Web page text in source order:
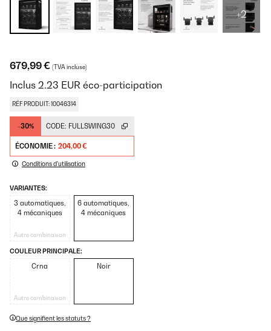
+2
679,99 € (TVA incluse)
Inclus 2.23 EUR éco-participation
RÉF PRODUIT: 10046314
-30% CODE: FULLSWING30
ÉCONOMIE : 204,00 €
Conditions d'utilisation
VARIANTES:
3 automatiques,
4 mécaniques
Autre combinaison
6 automatiques,
4 mécaniques
COULEUR PRINCIPALE:
Crna
Autre combinaison
Noir
Que signifient les statuts ?